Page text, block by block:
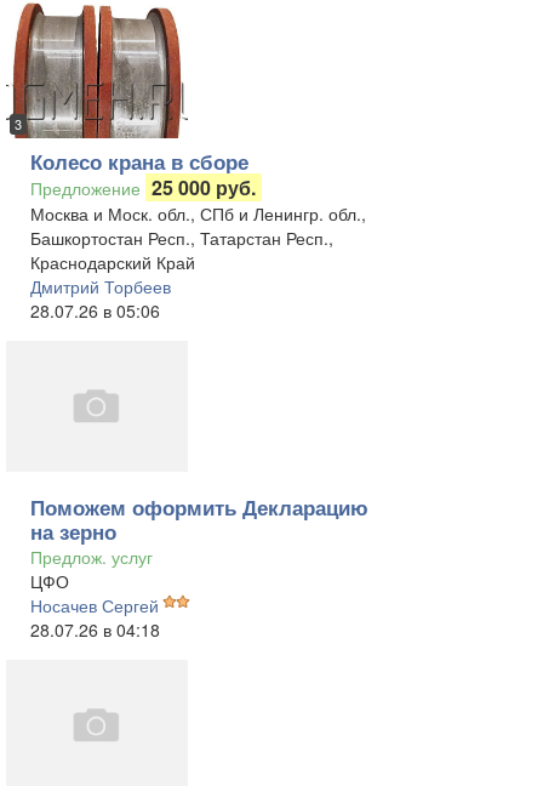
3
Колесо крана в сборе
Предложение 25 000 руб.
Москва и Моск. обл., СПб и Ленингр. обл.,
Башкортостан Респ., Татарстан Респ.,
Краснодарский Край
Дмитрий Торбеев
28.07.26 в 05:06
Поможем оформить Декларацию
на зерно
Предлож. услуг
ЦФО
Носачев Сергей
28.07.26 в 04:18